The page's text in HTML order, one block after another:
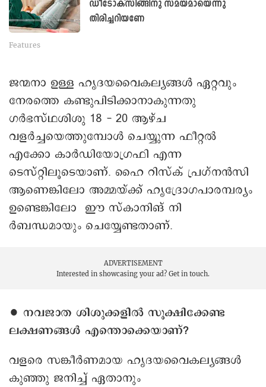
ഡീടോക്സിങ്ങിനു സമയമായെന്നു
തിരിച്ചറിയണേ
Features
ജന്മനാ ഉള്ള ഹൃദയവൈകല്യങ്ങൾ ഏറ്റവും
നേരത്തെ കണ്ടുപിടിക്കാനാകുന്നതു
ഗർഭസ്ഥശിശു 18 - 20 ആഴ്ച
വളർച്ചയെത്തുമ്പോൾ ചെയ്യുന്ന ഫീറ്റൽ
എക്കോ കാർഡിയോഗ്രഫി എന്ന
ടെസ്റ്റിലൂടെയാണ്. ഹൈ റിസ്ക് പ്രഗ്‌നൻസി
ആണെങ്കിലോ അമ്മയ്ക്ക് ഹൃദ്രോഗപാരമ്പര്യം
ഉണ്ടെങ്കിലോ ഈ സ്കാനിങ് നി
ർബന്ധമായും ചെയ്യേണ്ടതാണ്.
ADVERTISEMENT
Interested in showcasing your ad? Get in touch.
∙ നവജാത ശിശുക്കളിൽ സൂക്ഷിക്കേണ്ട
ലക്ഷണങ്ങൾ എന്തൊക്കെയാണ്?
വളരെ സങ്കീർണമായ ഹൃദയവൈകല്യങ്ങൾ
കുഞ്ഞു ജനിച്ച് ഏതാനും